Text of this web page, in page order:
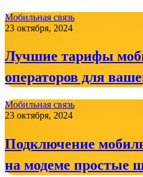
Мобильная связь
23 октября, 2024
Лучшие тарифы
операторов для
Мобильная связь
23 октября, 2024
Подключение
на модеме простые